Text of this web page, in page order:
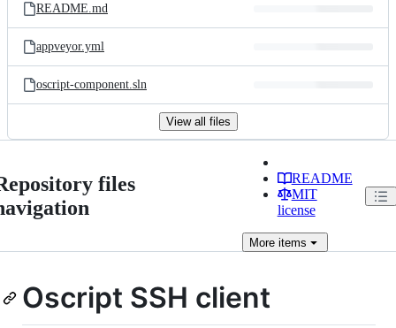
README.md
appveyor.yml
oscript-component.sln
View all files
files
README
MIT
license
Moreitems
Oscript SSH client